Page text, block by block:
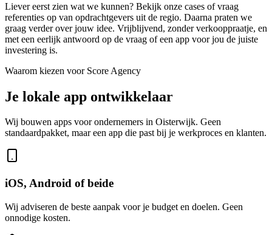
Liever eerst zien wat we kunnen? Bekijk onze cases of vraag
referenties op van opdrachtgevers uit de regio. Daarna praten we
graag verder over jouw idee. Vrijblijvend, zonder verkooppraatje, en
met een eerlijk antwoord op de vraag of een app voor jou de juiste
investering is.
Waarom kiezen voor Score Agency
Je lokale app ontwikkelaar
Wij bouwen apps voor ondernemers in Oisterwijk. Geen
standaardpakket, maar een app die past bij je werkproces en klanten.
iOS, Android of beide
Wij adviseren de beste aanpak voor je budget en doelen. Geen
onnodige kosten.